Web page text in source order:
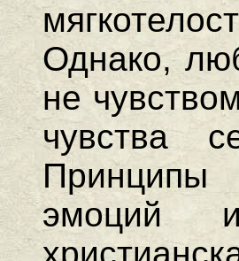
Однако,
не
чувства
эмоций